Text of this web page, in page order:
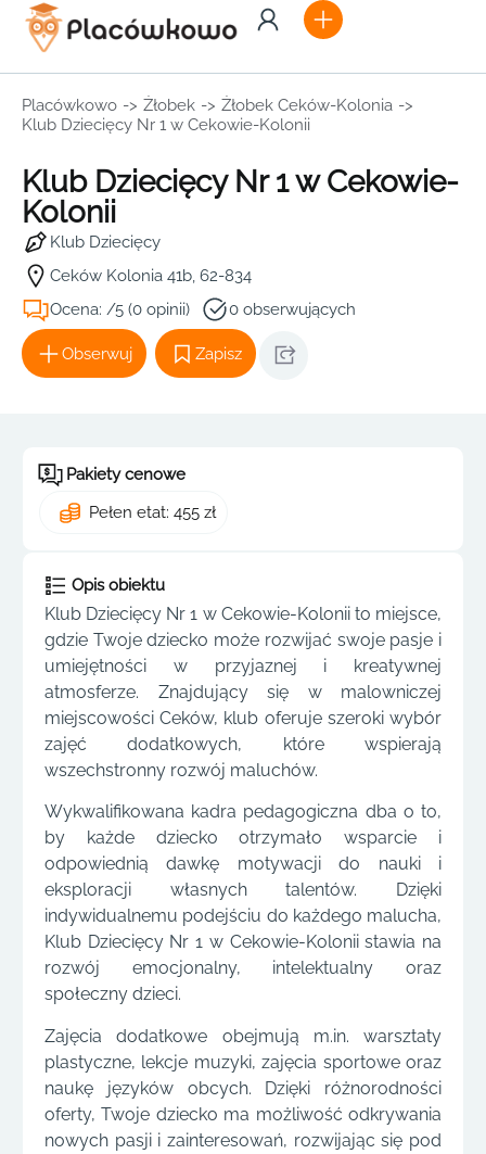
Placówkowo -> Żłobek -> Żłobek Ceków-Kolonia ->
Klub Dziecięcy Nr 1 w Cekowie-Kolonii
Klub Dziecięcy Nr 1 w Cekowie-
Kolonii
Klub Dziecięcy
Ceków Kolonia 41b, 62-834
Ocena: /5 (0 opinii)
0 obserwujących
Obserwuj Zapisz
Pakiety cenowe
Pełen etat: 455 zł
Opis obiektu
Klub Dziecięcy Nr 1 w Cekowie-Kolonii to miejsce,
gdzie Twoje dziecko może rozwijać swoje pasje i
umiejętności w przyjaznej i kreatywnej
atmosferze. Znajdujący się w malowniczej
miejscowości Ceków, klub oferuje szeroki wybór
zajęć dodatkowych, które wspierają
wszechstronny rozwój maluchów.
Wykwalifikowana kadra pedagogiczna dba o to,
by każde dziecko otrzymało wsparcie i
odpowiednią dawkę motywacji do nauki i
eksploracji własnych talentów. Dzięki
indywidualnemu podejściu do każdego malucha,
Klub Dziecięcy Nr 1 w Cekowie-Kolonii stawia na
rozwój emocjonalny, intelektualny oraz
społeczny dzieci.
Zajęcia dodatkowe obejmują m.in. warsztaty
plastyczne, lekcje muzyki, zajęcia sportowe oraz
naukę języków obcych. Dzięki różnorodności
oferty, Twoje dziecko ma możliwość odkrywania
nowych pasji i zainteresowań, rozwijając się pod